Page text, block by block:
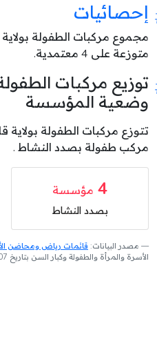
إحصائيات
مجموع مركبات الطفولة
متوزعة على 4 معتمدية.
توزيع مركبات
وضعية المؤسسة
مركب طفولة بصدد النشاط .
4 مؤسسة
بصدد النشاط
مصدر البيانات: قائمات رياض ومحاضن
الأسرة والمرأة والطفولة وكبار السن بتاريخ 2026/08/07 على الساعة 16:31